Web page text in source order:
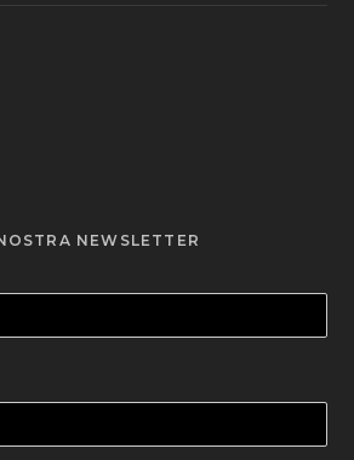
NEWSLETTER